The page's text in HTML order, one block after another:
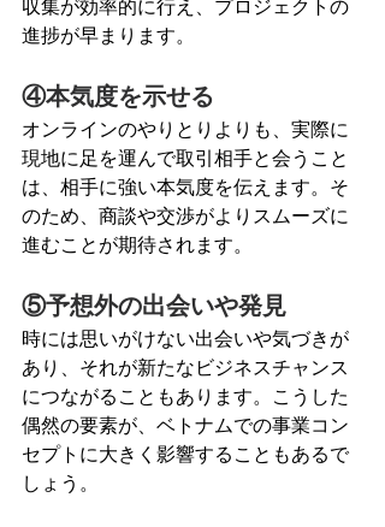
収集が効率的に行え、プロジェクトの
進捗が早まります。
④本気度を示せる
オンラインのやりとりよりも、実際に
現地に足を運んで取引相手と会うこと
は、相手に強い本気度を伝えます。そ
のため、商談や交渉がよりスムーズに
進むことが期待されます。
⑤予想外の出会いや発見
時には思いがけない出会いや気づきが
あり、それが新たなビジネスチャンス
につながることもあります。こうした
偶然の要素が、ベトナムでの事業コン
セプトに大きく影響することもあるで
しょう。